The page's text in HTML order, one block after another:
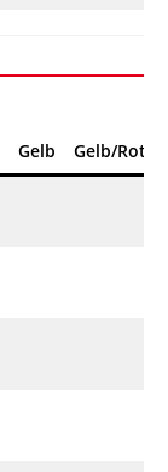
Gelb Gelb/Rot